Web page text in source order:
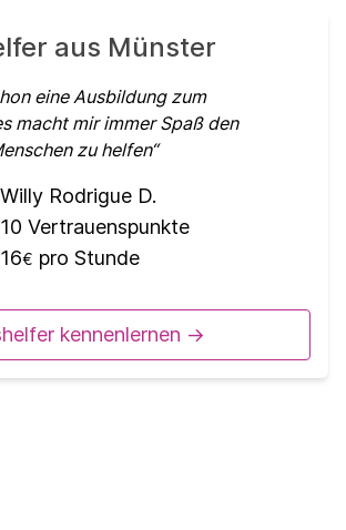
aus Münster
eine Ausbildung zum
macht mir immer Spaß den
zu helfen
Willy Rodrigue D.
10 Vertrauenspunkte
16€ pro Stunde
kennenlernen ->